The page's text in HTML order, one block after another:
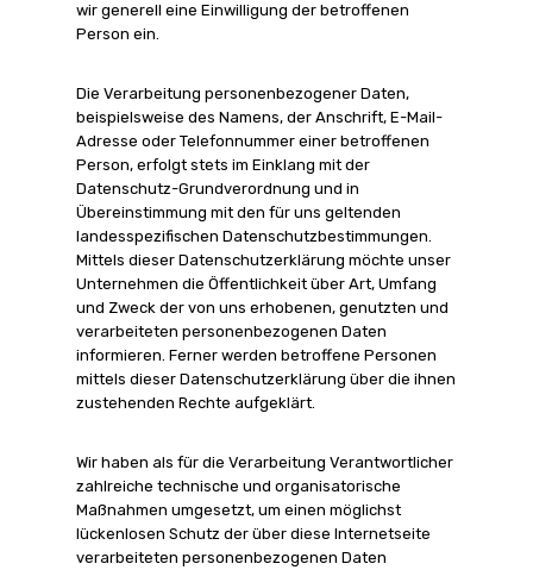
wir generell eine Einwilligung der betroffenen
Person ein.
Die Verarbeitung personenbezogener Daten,
beispielsweise des Namens, der Anschrift, E-Mail-
Adresse oder Telefonnummer einer betroffenen
Person, erfolgt stets im Einklang mit der
Datenschutz-Grundverordnung und in
Übereinstimmung mit den für uns geltenden
landesspezifischen Datenschutzbestimmungen.
Mittels dieser Datenschutzerklärung möchte unser
Unternehmen die Öffentlichkeit über Art, Umfang
und Zweck der von uns erhobenen, genutzten und
verarbeiteten personenbezogenen Daten
informieren. Ferner werden betroffene Personen
mittels dieser Datenschutzerklärung über die ihnen
zustehenden Rechte aufgeklärt.
Wir haben als für die Verarbeitung Verantwortlicher
zahlreiche technische und organisatorische
Maßnahmen umgesetzt, um einen möglichst
lückenlosen Schutz der über diese Internetseite
verarbeiteten personenbezogenen Daten